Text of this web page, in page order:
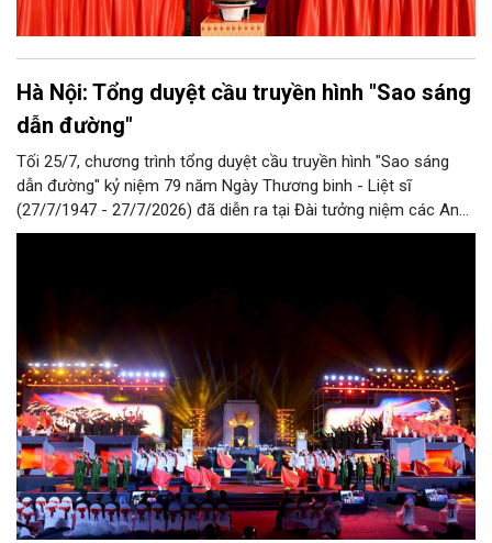
Hà Nội: Tổng duyệt cầu truyền hình "Sao sáng
dẫn đường"
Tối 25/7, chương trình tổng duyệt cầu truyền hình "Sao sáng
dẫn đường" kỷ niệm 79 năm Ngày Thương binh - Liệt sĩ
(27/7/1947 - 27/7/2026) đã diễn ra tại Đài tưởng niệm các Anh
hùng liệt sĩ trên đường Bắc Sơn (Hà Nội).